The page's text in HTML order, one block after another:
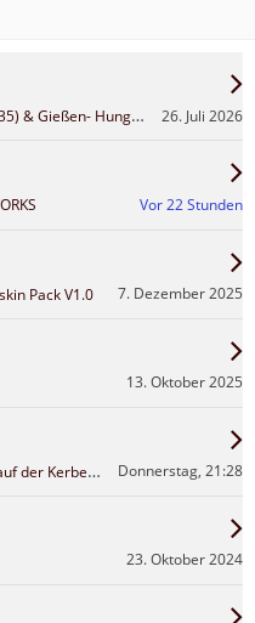
Streckenäste Gießen- Reiskirchen (KBS 635) & Gießen- Hungen (KBS 631) des Projekts Mittelhessen 26. Juli 2026
Vor 22 Stunden
Pack V1.0 7. Dezember 2025
13. Oktober 2025
Szenario Kohle für das HKW Brens Teil1 auf der Kerbestrecke Donnerstag, 21:28
23. Oktober 2024